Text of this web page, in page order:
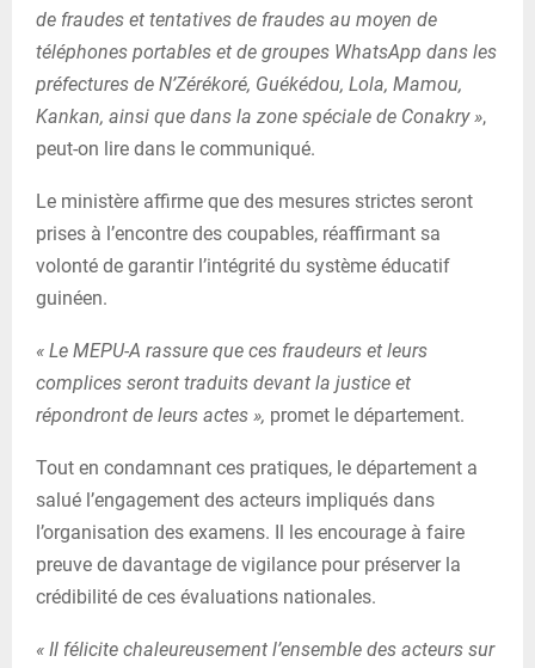
de fraudes et tentatives de fraudes au moyen de
téléphones portables et de groupes WhatsApp dans les
préfectures de N’Zérékoré, Guékédou, Lola, Mamou,
Kankan, ainsi que dans la zone spéciale de Conakry »,
peut-on lire dans le communiqué.
Le ministère affirme que des mesures strictes seront
prises à l’encontre des coupables, réaffirmant sa
volonté de garantir l’intégrité du système éducatif
guinéen.
« Le MEPU-A rassure que ces fraudeurs et leurs
complices seront traduits devant la justice et
répondront de leurs actes », promet le département.
Tout en condamnant ces pratiques, le département a
salué l’engagement des acteurs impliqués dans
l’organisation des examens. Il les encourage à faire
preuve de davantage de vigilance pour préserver la
crédibilité de ces évaluations nationales.
« Il félicite chaleureusement l’ensemble des acteurs sur